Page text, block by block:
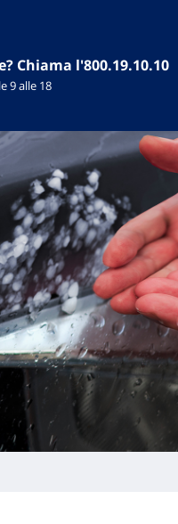
Chiama l'800.19.10.10
9 alle 18